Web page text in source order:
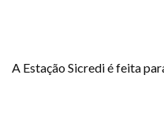
A Estação Sicredi é feita